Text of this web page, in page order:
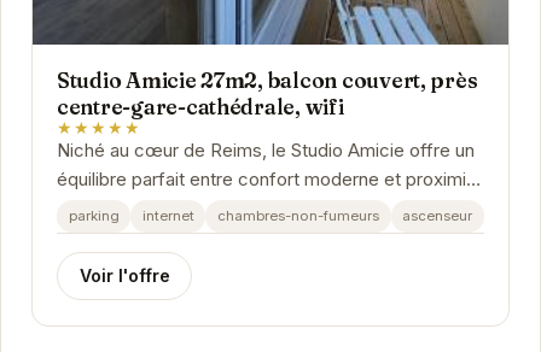
Studio Amicie 27m2, balcon couvert, près
centre-gare-cathédrale, wifi
★★★★★
Niché au cœur de Reims, le Studio Amicie offre un
équilibre parfait entre confort moderne et proximité
des attractions principales. Son balcon...
parking internet chambres-non-fumeurs ascenseur
Voir l'offre